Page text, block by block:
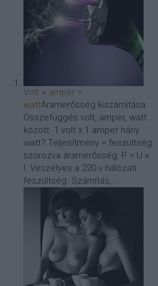
Volt × amper =
wattÁramerősség kiszámítása.
Összefüggés volt, amper, watt
között. 1 volt x 1 amper hány
watt? Teljesítmény = feszültség
szorozva áramerősség: P = U ×
I. Veszélyes a 220 v hálózati
feszültség. Számítás,...